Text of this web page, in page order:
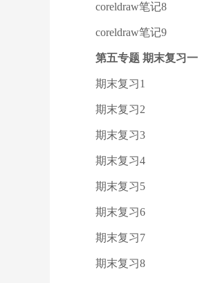
coreldraw笔记8
coreldraw笔记9
第五专题 期末复习一
期末复习1
期末复习2
期末复习3
期末复习4
期末复习5
期末复习6
期末复习7
期末复习8